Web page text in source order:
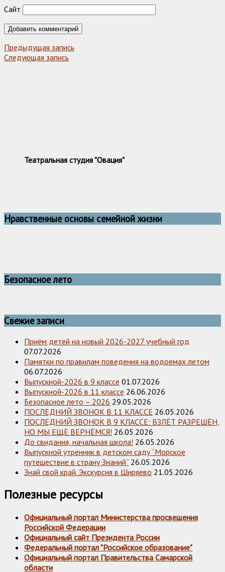
Сайт
Предыдущая запись
Следующая запись
Театральная студия "Овация"
Нравственные основы семейной жизни
Безопасное лето
Свежие записи
Приём детей на новый 2026-2027 учебный год
07.07.2026
Памятки по правилам поведения на водоемах летом
06.07.2026
Выпускной-2026 в 9 классе 01.07.2026
Выпускной-2026 в 11 классе 26.06.2026
Безопасное лето – 2026 29.05.2026
ПОСЛЕДНИЙ ЗВОНОК В 11 КЛАССЕ 26.05.2026
ПОСЛЕДНИЙ ЗВОНОК В 9 КЛАССЕ: ВЗЛЁТ РАЗРЕШЁН,
НО МЫ ЕЩЁ ВЕРНЁМСЯ! 26.05.2026
До свидания, начальная школа! 26.05.2026
Выпускной утренник в детском саду “Морское
путешествие в страну Знаний” 26.05.2026
Знай свой край. Экскурсия в Ширяево 21.05.2026
Полезные ресурсы
Официальный портал Министерства просвещения
Российской Федерации
Официальный сайт Президента России
Федеральный портал "Российское образование"
Официальный портал Правительства Самарской
области